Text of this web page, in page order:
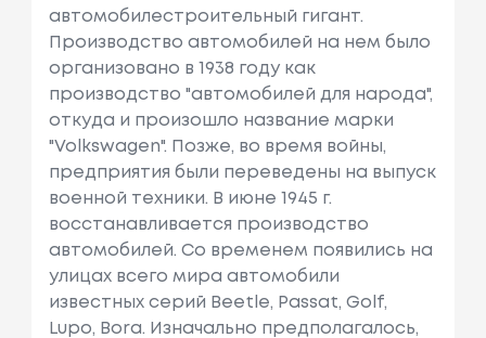
автомобилестроительный гигант.
Производство автомобилей на нем было
организовано в 1938 году как
производство "автомобилей для народа",
откуда и произошло название марки
"Volkswagen". Позже, во время войны,
предприятия были переведены на выпуск
военной техники. В июне 1945 г.
восстанавливается производство
автомобилей. Cо временем появились на
улицах всего мира автомобили
известных серий Beetle, Passat, Golf,
Lupo, Bora. Изначально предполагалось,